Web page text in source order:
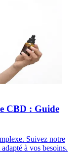
CBD : Guide
Suivez notre
à vos besoins.